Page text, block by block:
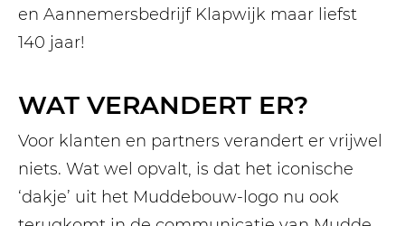
en Aannemersbedrijf Klapwijk maar liefst
140 jaar!
WAT VERANDERT ER?
Voor klanten en partners verandert er vrijwel
niets. Wat wel opvalt, is dat het iconische
‘dakje’ uit het Muddebouw-logo nu ook